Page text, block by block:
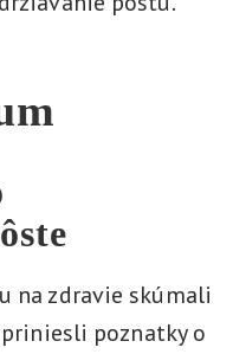
na zdravie skúmali
poznatky o